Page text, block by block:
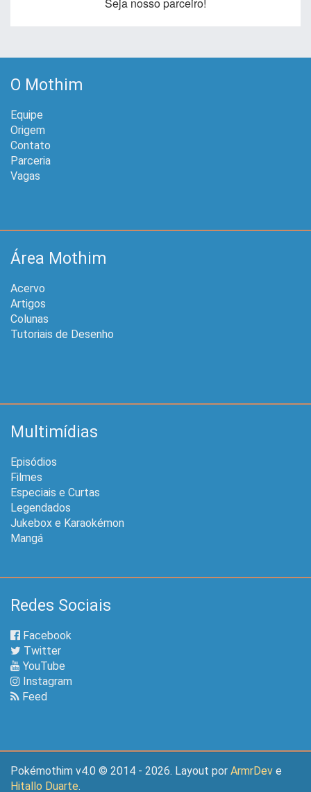
O Mothim
Equipe
Origem
Contato
Parceria
Vagas
Área Mothim
Acervo
Artigos
Colunas
Tutoriais de Desenho
Multimídias
Episódios
Filmes
Especiais e Curtas
Legendados
Jukebox e Karaokémon
Mangá
Redes Sociais
Facebook
Twitter
YouTube
Instagram
Feed
Pokémothim v4.0 © 2014 - 2026. Layout por ArmrDev e
Hitallo Duarte.